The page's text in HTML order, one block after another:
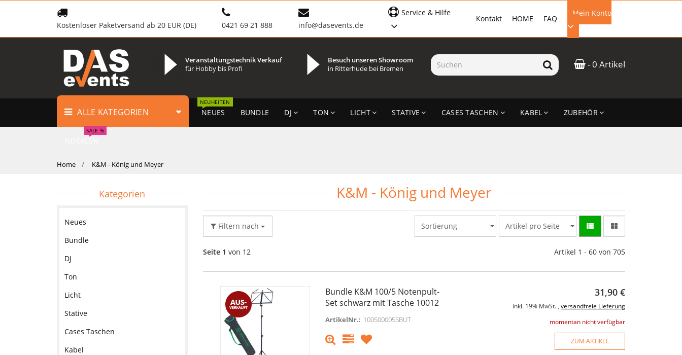
Kostenloser Paketversand ab 20 EUR (DE) 0421 69 21 888 info@dasevents.de
Mein Konto
EMAIL-ADRESSE
ANMELDEN
FAQ
HOME
Kontakt
Service & Hilfe
- 0 Artikel
Veranstaltungstechnik Verkauf
für Hobby bis Profi
Besuch unseren Showroom
in Ritterhude bei Bremen
ALLE KATEGORIEN NEUES
NEUHEITEN
BUNDLE DJ TON LICHT STATIVE CASES TASCHEN KABEL ZUBEHÖR
SALE %
Home K&M - König und Meyer
K&M - König und Meyer
Filtern nach
Seite 1 von 12 Artikel 1 - 60 von 705
Bundle K&M 100/5 Notenpult-
Set schwarz mit Tasche 10012
ArtikelNr.: 1005000055BUT
31,90 €
inkl. 19% MwSt. , versandfreie Lieferung
momentan nicht verfügbar
ZUM ARTIKEL
Kategorien
Neues
Bundle
DJ
Ton
Licht
Stative
Cases Taschen
Kabel